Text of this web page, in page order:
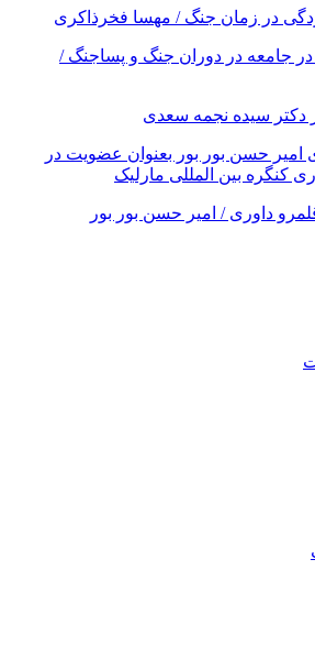
در زمان جنگ / مهسا فخرذاکری
جامعه در دوران جنگ و پساجنگ /
دکتر سیده نجمه سعدی
امیر حسن بور بور بعنوان عضویت در
کنگره بین المللی مارلیک
داوری / امیر حسن بور بور